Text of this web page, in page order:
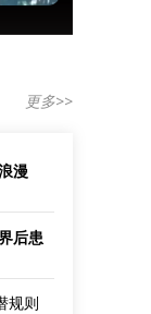
更多>>
漫
后患
规则